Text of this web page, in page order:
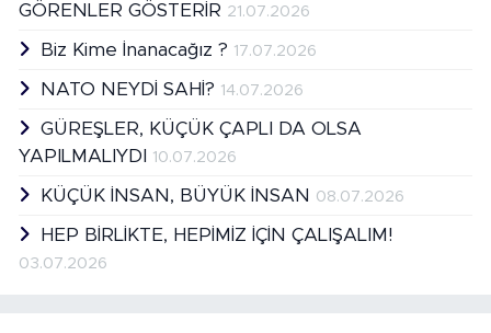
GÖRENLER GÖSTERİR 21.07.2026
Biz Kime İnanacağız ? 17.07.2026
NATO NEYDİ SAHİ? 14.07.2026
GÜREŞLER, KÜÇÜK ÇAPLI DA OLSA
YAPILMALIYDI
10.07.2026
KÜÇÜK İNSAN, BÜYÜK İNSAN 08.07.2026
HEP BİRLİKTE, HEPİMİZ İÇİN ÇALIŞALIM!
03.07.2026